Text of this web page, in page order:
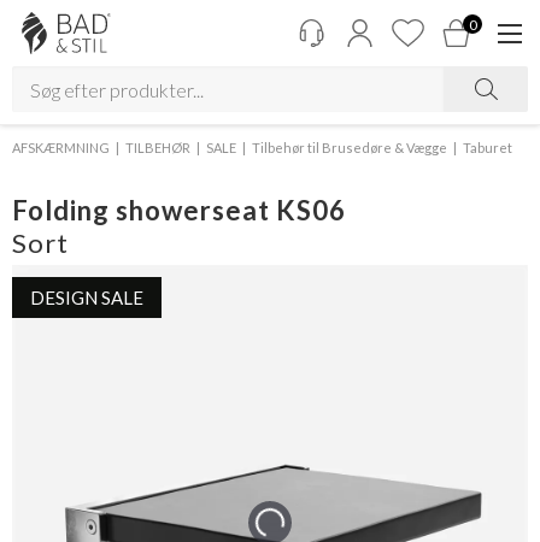
0
AFSKÆRMNING TILBEHØR SALE Tilbehør til Brusedøre & Vægge Taburet
Folding showerseat KS06
Sort
DESIGN SALE